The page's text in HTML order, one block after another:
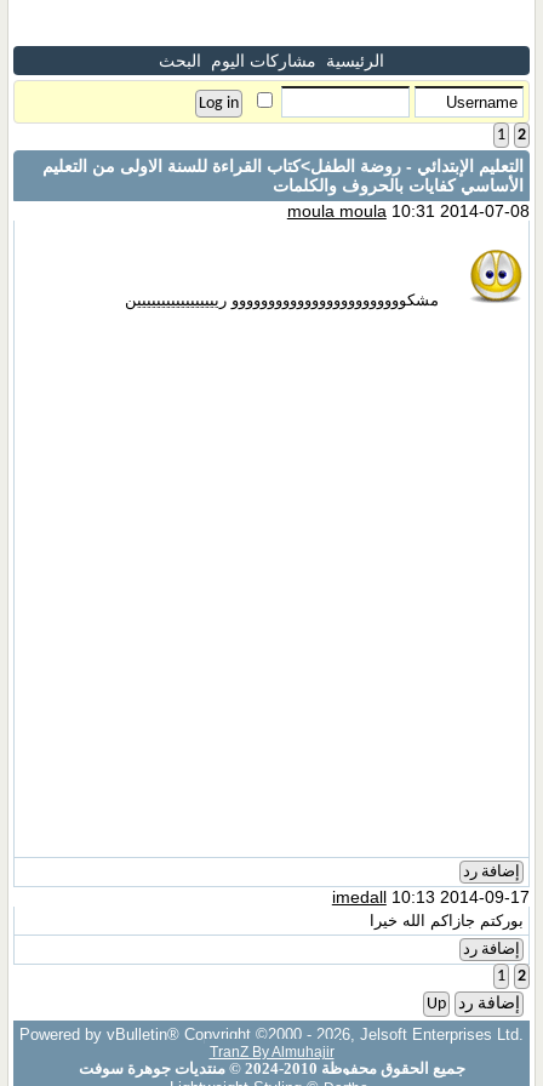
الرئيسية مشاركات اليوم البحث
1 2
التعليم الإبتدائي - روضة الطفل>كتاب القراءة للسنة الاولى من التعليم
الأساسي كفايات بالحروف والكلمات
moula moula 10:31 2014-07-08
مشكوووووووووووووووووووووووو رييييييييييييييييين
إضافة رد
imedall10:13 2014-09-17
بوركتم جازاكم الله خيرا
إضافة رد
1
2
إضافة رد
Up
Powered by vBulletin® Copyright ©2000 - 2026, Jelsoft Enterprises Ltd.
TranZ By Almuhajir
جميع الحقوق محفوظة 2010-2024 © منتديات جوهرة سوفت